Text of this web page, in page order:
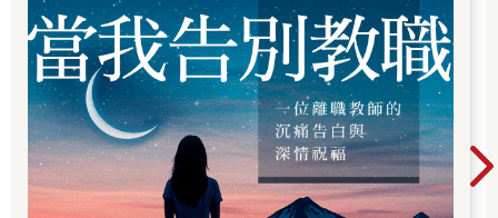
大企業」或「中國浪潮主宰全球經濟」這一類的新聞標題，似乎
在不久的將來，中國和中國菁英將引領全球經濟的發展。
同時，中國也使用其財富在媒體、科技和教育等領域施展影響
力。當西方新聞媒體機構正面臨預算縮減，中國的國營（黨營）
媒體卻繼續加碼，提高他們在倫敦和紐約等全球分社的薪資。另
一方面，中國技術飛快發展，迎頭趕上美國，並與美國爭奪人工
智慧的主導地位。此外，中國的高等教育也蓬勃發展，而美國卻
在二〇〇八年金融風暴後，取得終身聘的教授人數逐漸減少。現
在中國大學足以跟美國大學爭奪師資，中國的大學經常宣傳自己